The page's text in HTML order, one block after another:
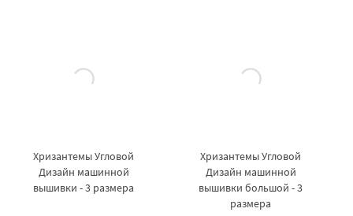
Хризантемы Угловой
Дизайн машинной
вышивки - 3 размера
Хризантемы Угловой
Дизайн машинной
вышивки большой - 3
размера